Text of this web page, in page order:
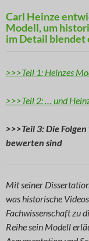
Carl Heinze
Modell, um
im Detail blendet
>>>Teil 1: Heinzes
>>>Teil 2: … und
>>>Teil 3: Die
bewerten sind
Mit seiner
was historische
Fachwissenschaft zu
Reihe sein Modell